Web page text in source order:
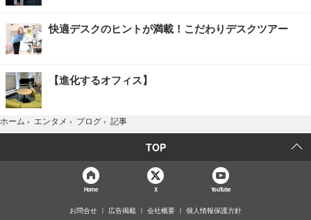
快適デスクのヒントが満載！こだわりデスクツアー
【進化するオフィス】
ホーム › エンタメ › ブログ › 記事
TOP
Home X YouTube
お問合せ 広告掲載 会社概要 個人情報保護方針